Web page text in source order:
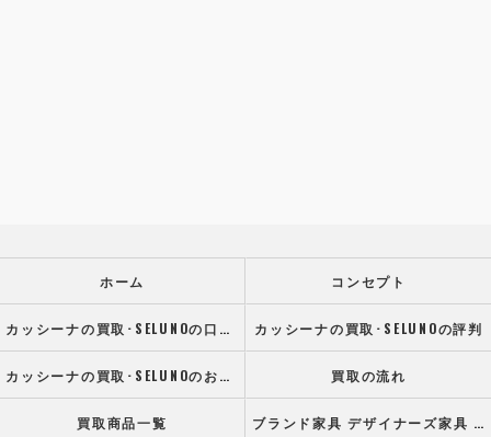
ホーム コンセプト
カッシーナの買取･SELUNOの口コミ情報 カッシーナの買取･SELUNOの評判
カッシーナの買取･SELUNOのお客様の声 買取の流れ
買取商品一覧 ブランド家具 デザイナーズ家具 高級オフィス家具